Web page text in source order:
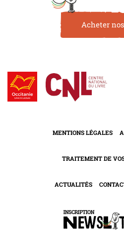
Acheter
MENTIONS LÉGALES
TRAITEMENT DE
ACTUALITÉS